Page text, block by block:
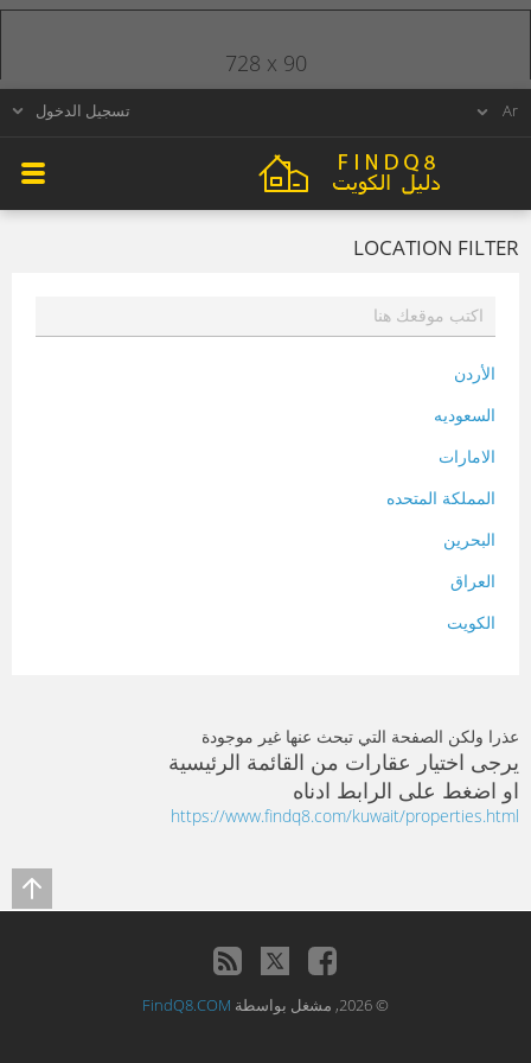
تسجيل الدخول
LOCATION FILTER
الأردن
السعوديه
الامارات
المملكة المتحده
البحرين
العراق
الكويت
سلطنة عمان
فلسطين
قطر
تونس
عذرا ولكن الصفحة التي تبحث عنها غير موجودة
يرجى اختيار عقارات من القائمة الرئيسية
او اضغط على الرابط ادناه
https://www.findq8.com/kuwait/properties.html
728 x 90
© 2026, مشغل بواسطة FindQ8.COM